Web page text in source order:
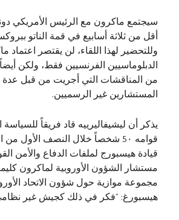
سيجتمع ماكرون مع الرئيس الأمريكي
وللتحضير لهذا اللقاء، لن يقتصر اعتماد
الدبلوماسيين الفرنسيين فقط، ولكن
من المناقشات التي أجريت من قبل
المستشارين غير الرسميين.
يذكر أن ليشيفاليرييه قاد فريقاً للسياسة
قوامه 5٠ شخصاً خلال النصف الأول
قيادة هيسبورج لملفات الدفاع والأمن
مستشار الشؤون الأوروبية لماكرون
مجموعة موازية حول شؤون الاتحاد
هيسبورغ: “فكر في ذلك كجيش غير